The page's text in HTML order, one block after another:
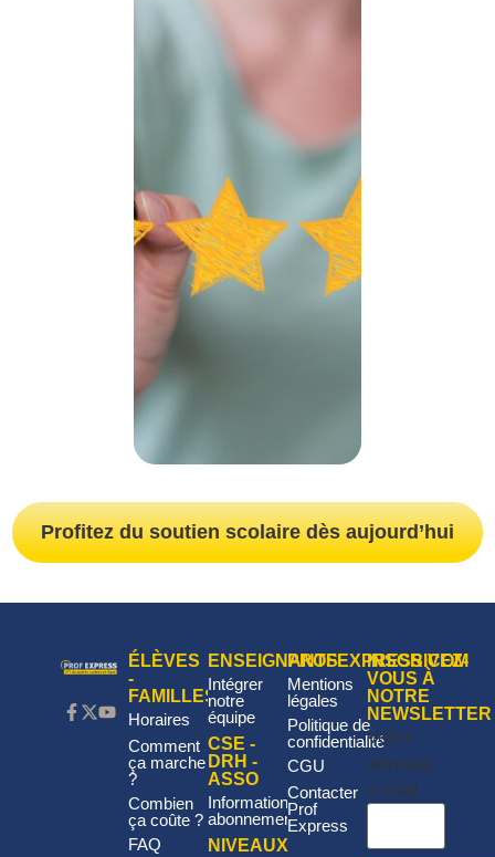
Profitez du soutien scolaire dès aujourd’hui
ÉLÈVES
-
FAMILLES
Horaires
Comment
ça marche
?
Combien
ça coûte ?
FAQ
ENSEIGNANTS
Intégrer
notre
équipe
CSE -
DRH -
ASSO
Informations
abonnement
NIVEAUX
PROFEXPRESS.COM
Mentions
légales
Politique de
confidentialité
CGU
Contacter
Prof
Express
INSCRIVEZ-
VOUS À
NOTRE
NEWSLETTER
Votre
adresse
e-mail